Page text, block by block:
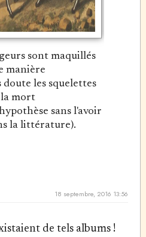
sont maquillés
manière
doute les squelettes
mort
sans l'avoir
la littérature).
18 septembre, 2016 13:56
de tels albums !